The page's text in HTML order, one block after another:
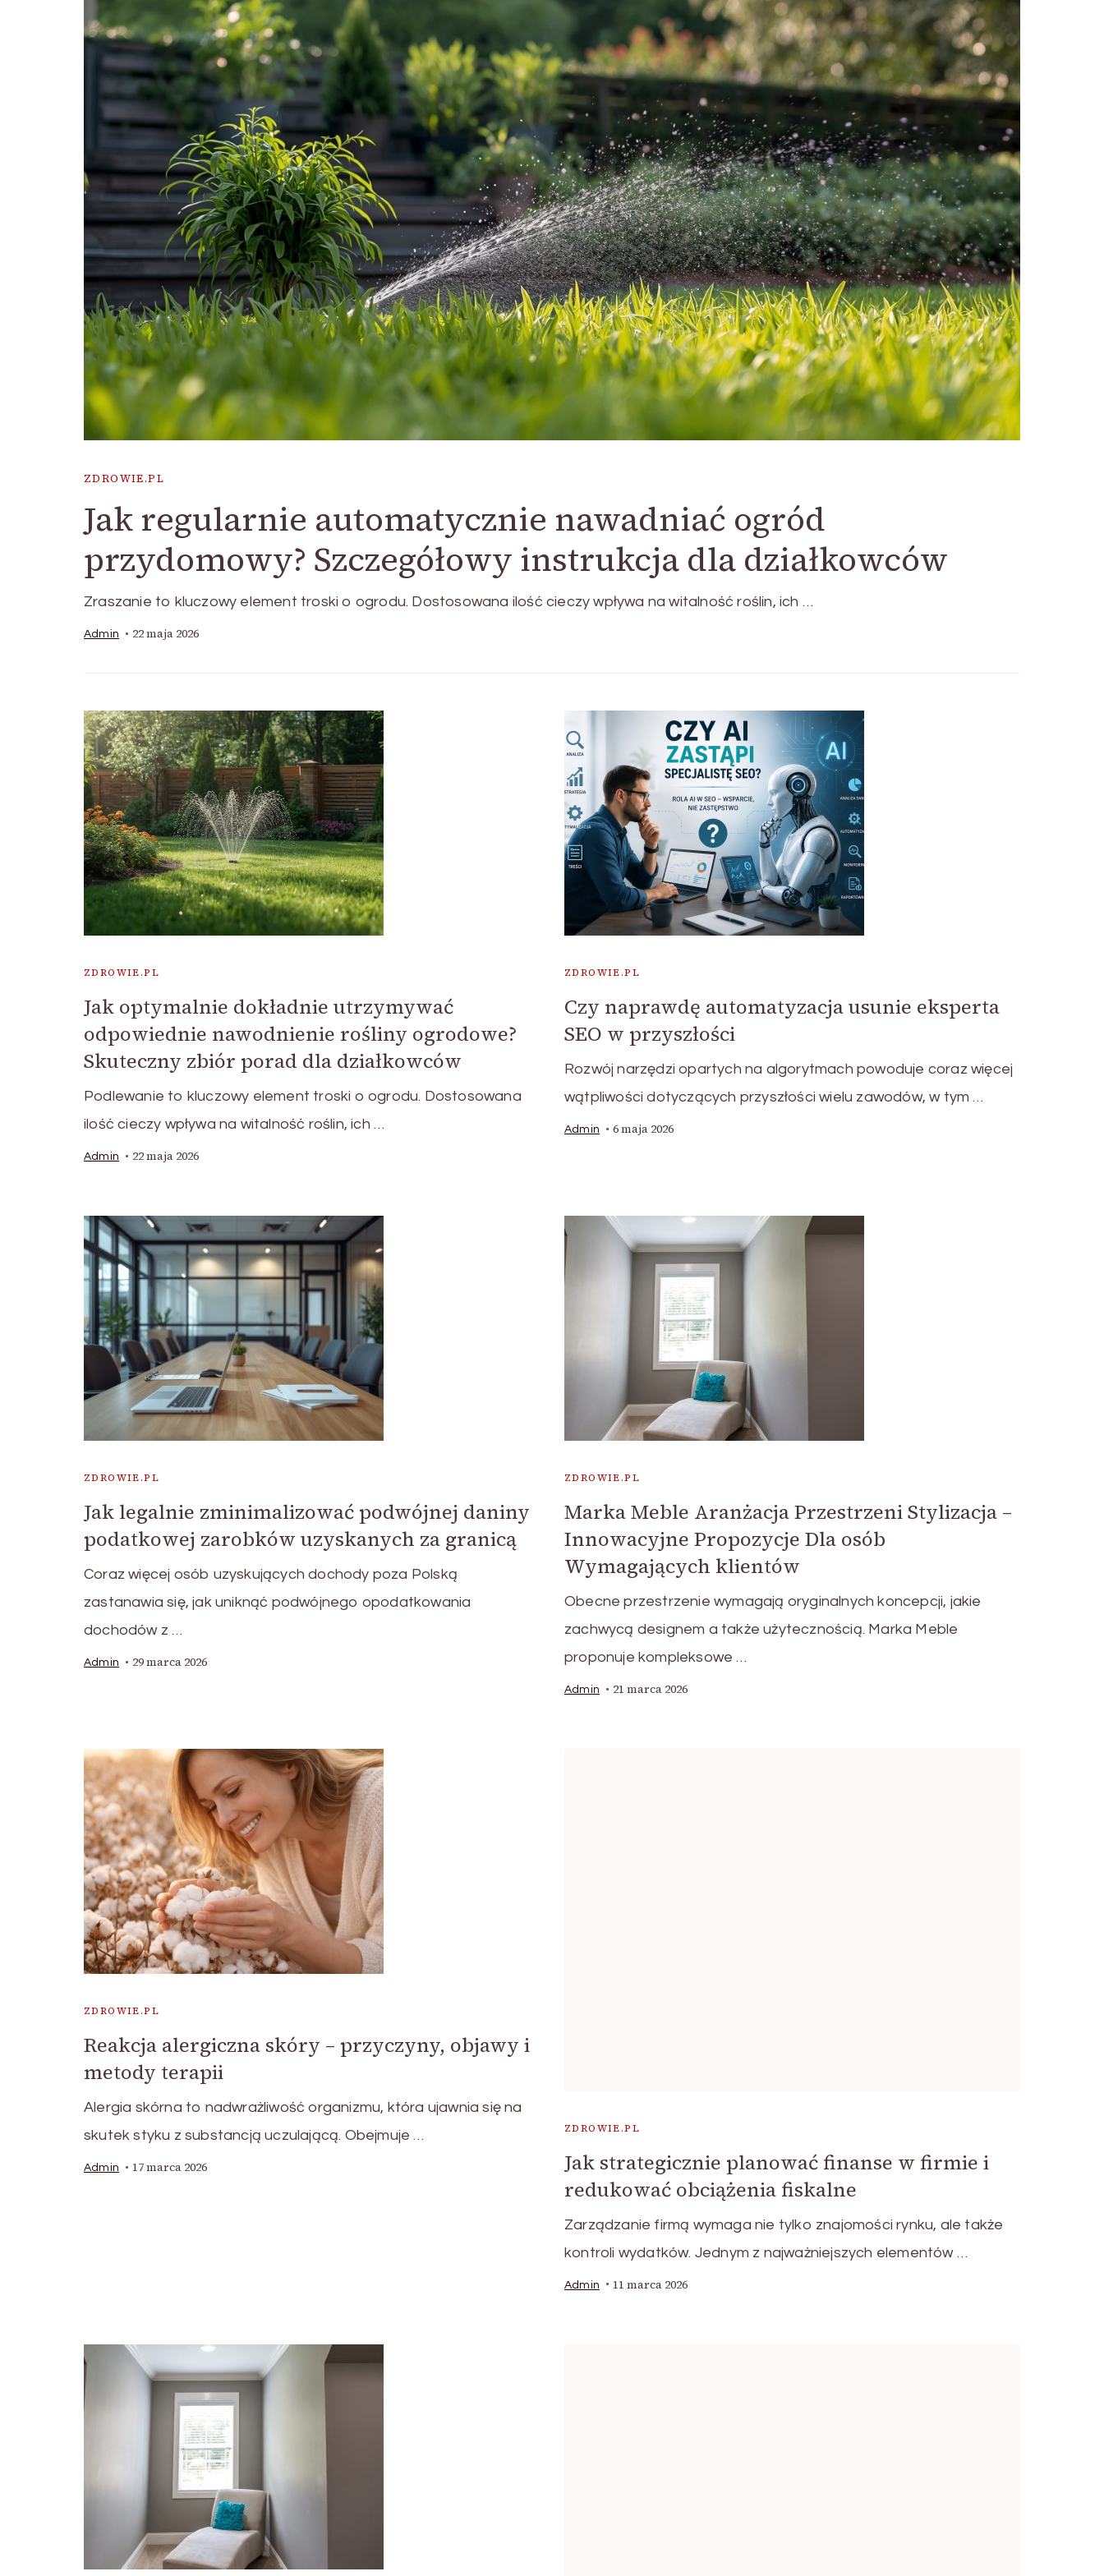
ZDROWIE.PL
Jak regularnie automatycznie nawadniać ogród
przydomowy? Szczegółowy instrukcja dla działkowców
Zraszanie to kluczowy element troski o ogrodu. Dostosowana ilość cieczy wpływa na witalność roślin, ich …
Admin 22 maja 2026
ZDROWIE.PL
Jak optymalnie dokładnie utrzymywać
odpowiednie nawodnienie rośliny ogrodowe?
Skuteczny zbiór porad dla działkowców
Podlewanie to kluczowy element troski o ogrodu. Dostosowana
ilość cieczy wpływa na witalność roślin, ich …
Admin 22 maja 2026
ZDROWIE.PL
Czy naprawdę automatyzacja usunie eksperta
SEO w przyszłości
Rozwój narzędzi opartych na algorytmach powoduje coraz więcej
wątpliwości dotyczących przyszłości wielu zawodów, w tym …
Admin 6 maja 2026
ZDROWIE.PL
Jak legalnie zminimalizować podwójnej daniny
podatkowej zarobków uzyskanych za granicą
Coraz więcej osób uzyskujących dochody poza Polską
zastanawia się, jak uniknąć podwójnego opodatkowania
dochodów z …
Admin 29 marca 2026
ZDROWIE.PL
Marka Meble Aranżacja Przestrzeni Stylizacja –
Innowacyjne Propozycje Dla osób
Wymagających klientów
Obecne przestrzenie wymagają oryginalnych koncepcji, jakie
zachwycą designem a także użytecznością. Marka Meble
proponuje kompleksowe …
Admin 21 marca 2026
ZDROWIE.PL
Reakcja alergiczna skóry – przyczyny, objawy i
metody terapii
Alergia skórna to nadwrażliwość organizmu, która ujawnia się na
skutek styku z substancją uczulającą. Obejmuje …
Admin 17 marca 2026
ZDROWIE.PL
Jak strategicznie planować finanse w firmie i
redukować obciążenia fiskalne
Zarządzanie firmą wymaga nie tylko znajomości rynku, ale także
kontroli wydatków. Jednym z najważniejszych elementów …
Admin 11 marca 2026